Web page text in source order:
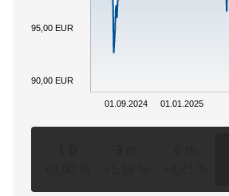
01.09.2024 01.01.2025
90,00 EUR
95,00 EUR